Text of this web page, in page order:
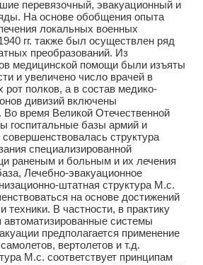
перевязочный, эвакуационный и
На основе обобщения опыта
локальных военных
гг. также был осуществлен ряд
преобразований. Из
медицинской помощи были изъяты
и увеличено число врачей в
рот полков, а в состав медико-
дивизий включены
Во время Великой Отечественной
госпитальные базы армий и
структура
специализированной
раненым и больным и их лечения
Лечебно-эвакуационное
штатная структура М.с.
на основе достижений
техники. В частности, в практику
системы
предполагается применение
вертолетов и т.д.
М.с. соответствует принципам